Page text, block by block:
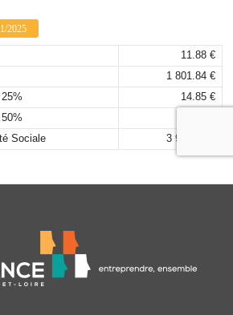
2025
11.88 €
1 801.84 €
14.85 €
Sociale
3 925,00 €